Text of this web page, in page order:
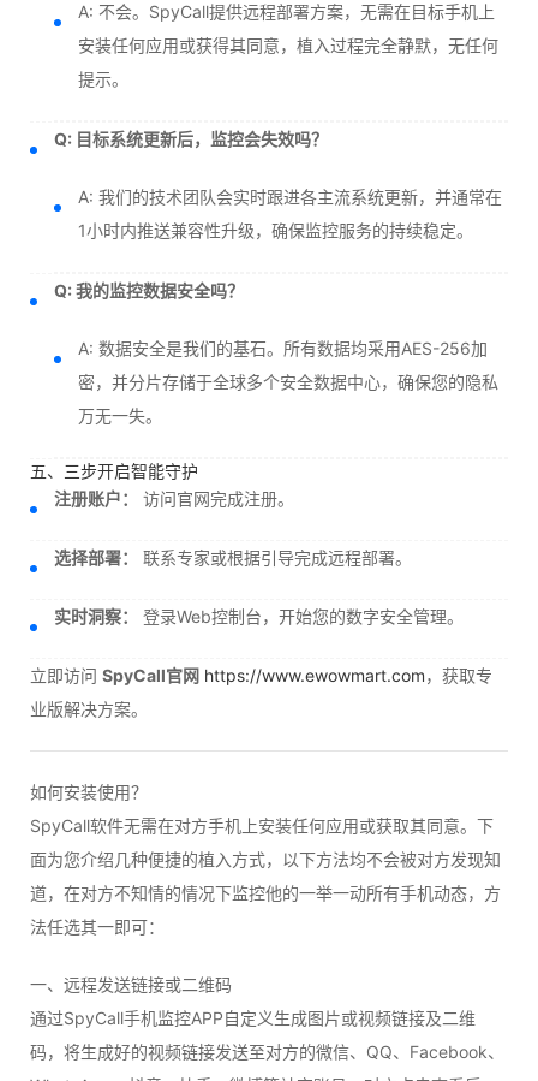
A: 不会。SpyCall提供远程部署方案，无需在目标手机上
安装任何应用或获得其同意，植入过程完全静默，无任何
提示。
Q: 目标系统更新后，监控会失效吗？
A: 我们的技术团队会实时跟进各主流系统更新，并通常在
1小时内推送兼容性升级，确保监控服务的持续稳定。
Q: 我的监控数据安全吗？
A: 数据安全是我们的基石。所有数据均采用AES-256加
密，并分片存储于全球多个安全数据中心，确保您的隐私
万无一失。
五、三步开启智能守护
注册账户：
访问官网完成注册。
选择部署： 联系专家或根据引导完成远程部署。
实时洞察： 登录Web控制台，开始您的数字安全管理。
立即访问 SpyCall官网 https://www.ewowmart.com，获取专
业版解决方案。
如何安装使用？
SpyCall软件无需在对方手机上安装任何应用或获取其同意。下
面为您介绍几种便捷的植入方式，以下方法均不会被对方发现知
道，在对方不知情的情况下监控他的一举一动所有手机动态，方
法任选其一即可：
一、远程发送链接或二维码
通过SpyCall手机监控APP自定义生成图片或视频链接及二维
码，将生成好的视频链接发送至对方的微信、QQ、Facebook、